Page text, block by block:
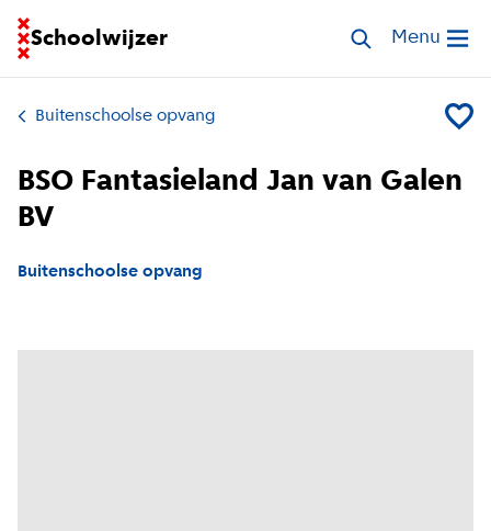
Schoolwijzer
Ga naar homepage van SchoolwijzerZoek opvang
Open
Menu
Buitenschoolse opvang Voeg
BSO Fantasieland Jan van Galen
BV
Buitenschoolse opvang